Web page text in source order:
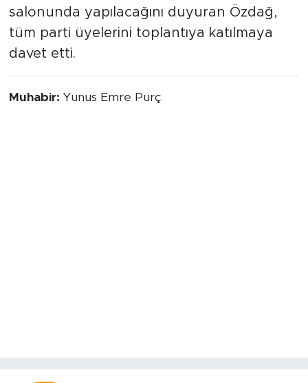
salonunda yapılacağını duyuran Özdağ,
tüm parti üyelerini toplantıya katılmaya
davet etti.
Muhabir: Yunus Emre Purç